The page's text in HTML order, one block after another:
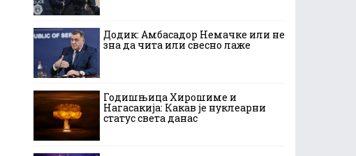
Додик: Амбасадор Немачке или не
зна да чита или свесно лаже
Годишњица Хирошиме и
Нагасакија: Какав је нуклеарни
статус света данас